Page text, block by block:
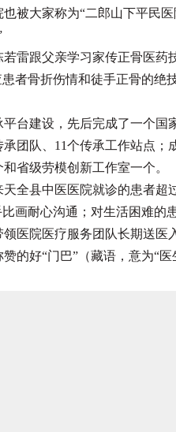
被大家称为“二郎山下平民
跟父亲学习家传正骨医药
者骨折伤情和徒手正骨的绝
建设，先后完成了一个国
团队、11个传承工作站点；
省级劳模创新工作室一个。
县中医医院就诊的患者超
画耐心沟通；对生活困难的
领医院医疗服务团队长期送
的好“门巴”（藏语，意为“医